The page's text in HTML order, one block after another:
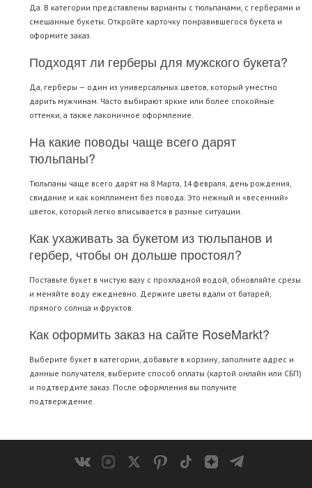
Да. В категории представлены варианты с тюльпанами, с герберами и
смешанные букеты. Откройте карточку понравившегося букета и
оформите заказ.
Подходят ли герберы для мужского букета?
Да, герберы — один из универсальных цветов, который уместно
дарить мужчинам. Часто выбирают яркие или более спокойные
оттенки, а также лаконичное оформление.
На какие поводы чаще всего дарят
тюльпаны?
Тюльпаны чаще всего дарят на 8 Марта, 14 февраля, день рождения,
свидание и как комплимент без повода. Это нежный и «весенний»
цветок, который легко вписывается в разные ситуации.
Как ухаживать за букетом из тюльпанов и
гербер, чтобы он дольше простоял?
Поставьте букет в чистую вазу с прохладной водой, обновляйте срезы
и меняйте воду ежедневно. Держите цветы вдали от батарей,
прямого солнца и фруктов.
Как оформить заказ на сайте RoseMarkt?
Выберите букет в категории, добавьте в корзину, заполните адрес и
данные получателя, выберите способ оплаты (картой онлайн или СБП)
и подтвердите заказ. После оформления вы получите
подтверждение.